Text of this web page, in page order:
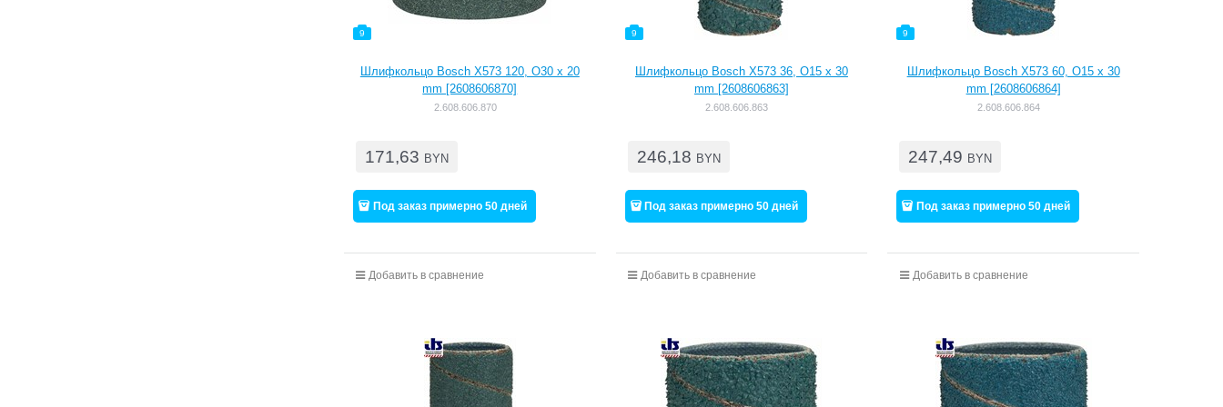
9
Шлифкольцо Bosch X573 120, O30 x 20
mm [2608606870]
2.608.606.870
171,63 BYN
Под заказ примерно 50 дней
Добавить в сравнение
9
Шлифкольцо Bosch X573 36, O15 x 30
mm [2608606863]
2.608.606.863
246,18 BYN
Под заказ примерно 50 дней
Добавить в сравнение
9
Шлифкольцо Bosch X573 60, O15 x 30
mm [2608606864]
2.608.606.864
247,49 BYN
Под заказ примерно 50 дней
Добавить в сравнение